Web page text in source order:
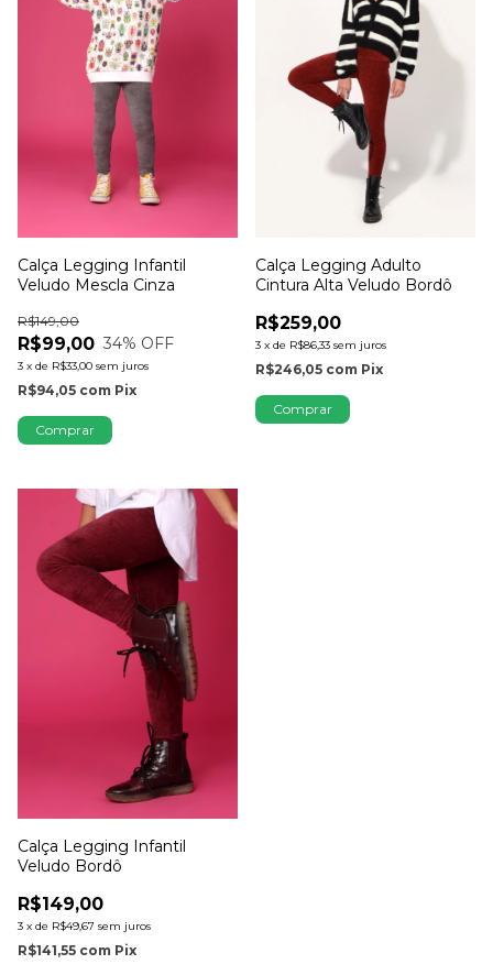
Calça Legging Infantil
Veludo Mescla Cinza
R$99,00
R$149,00
34% OFF
3 x de R$33,00 sem juros
R$94,05 com Pix
Comprar
Calça Legging Adulto
Cintura Alta Veludo Bordô
R$259,00
3 x de R$86,33 sem juros
R$246,05 com Pix
Comprar
Calça Legging Infantil
Veludo Bordô
R$149,00
3 x de R$49,67 sem juros
R$141,55 com Pix